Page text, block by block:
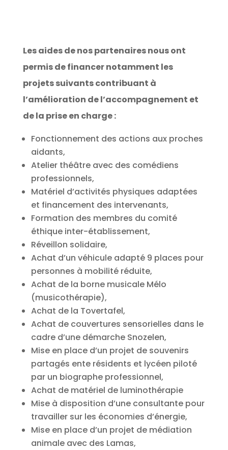
Les aides de nos partenaires nous ont
permis de financer notamment les
projets suivants contribuant à
l’amélioration de l’accompagnement et
de la prise en charge :
Fonctionnement des actions aux proches
aidants,
Atelier théâtre avec des comédiens
professionnels,
Matériel d’activités physiques adaptées
et financement des intervenants,
Formation des membres du comité
éthique inter-établissement,
Réveillon solidaire,
Achat d’un véhicule adapté 9 places pour
personnes à mobilité réduite,
Achat de la borne musicale Mélo
(musicothérapie),
Achat de la Tovertafel,
Achat de couvertures sensorielles dans le
cadre d’une démarche Snozelen,
Mise en place d’un projet de souvenirs
partagés ente résidents et lycéen piloté
par un biographe professionnel,
Achat de matériel de luminothérapie
Mise à disposition d’une consultante pour
travailler sur les économies d’énergie,
Mise en place d’un projet de médiation
animale avec des Lamas,